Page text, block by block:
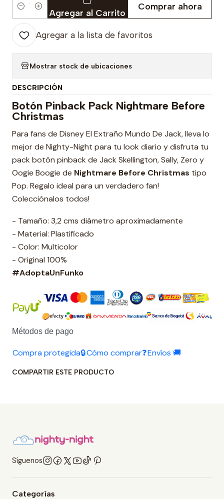
Cantidad Agregar al Carrito
Comprar ahora
Agregar a la lista de favoritos
Mostrar stock de ubicaciones
DESCRIPCIÓN
Botón Pinback Pack Nightmare Before
Christmas
Para fans de Disney El Extraño Mundo De Jack, lleva lo
mejor de Nighty-Night para tu look diario y disfruta tu
pack botón pinback de Jack Skellington, Sally, Zero y
Oogie Boogie de Nightmare Before Christmas tipo
Pop. Regalo ideal para un verdadero fan!
Colecciónalos todos!
- Tamaño: 3,2 cms diámetro aproximadamente
- Material: Plastificado
- Color: Multicolor
- Original 100%
#AdoptaUnFunko
Métodos de pago
Compra protegida🔒Cómo comprar❓Envíos 🚚
COMPARTIR ESTE PRODUCTO
Síguenos
Categorías